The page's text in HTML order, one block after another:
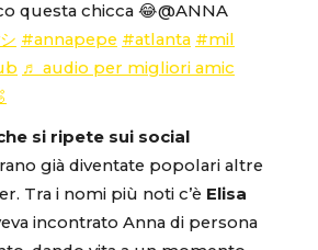
questa chicca 😂@ANNA
#annapepe #atlanta #mil
♬ audio per migliori amic
si ripete sui social
già diventate popolari altre
Tra i nomi più noti c’è Elisa
incontrato Anna di persona